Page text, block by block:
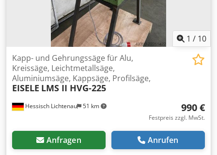
1 / 10
Hessisch Lichtenau 51 km
Kapp- und Gehrungssäge für Alu,
Kreissäge, Leichtmetallsäge,
Aluminiumsäge, Kappsäge, Profilsäge,
EISELE LMS II HVG-225
990 €
Festpreis zzgl. MwSt.
Anfragen Anrufen